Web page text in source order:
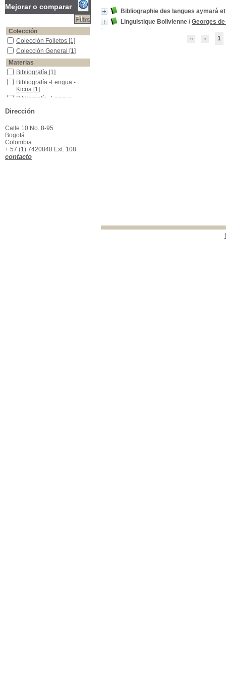
Bibliographie des langues aymará
Linguistique Bolivienne / Georges
1
Mejorar o comparar
Colección
Colección Folletos
Colección Folletos [1]
Colección General
Colección General [1]
Materias
Bibliografía
Bibliografía [1]
Bibliografía -Lengua -Kicua
Bibliografía -Lengua -
Kicua [1]
Bibliografía -Lengua Aymará
Bibliografía -Lengua
Lenguas Indígenas--Mobima
Lenguas Indígenas--
Tribus--Bolivia
Tribus--Bolivia
Dirección
Calle 10 No. 8-95
Bogotá
Colombia
+ 57 (1) 7420848 Ext. 108
contacto